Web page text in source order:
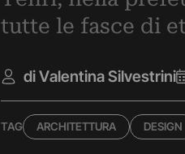
tutte le fasce di
di Valentina Silvestrini
TAG ARCHITETTURA DESIGN